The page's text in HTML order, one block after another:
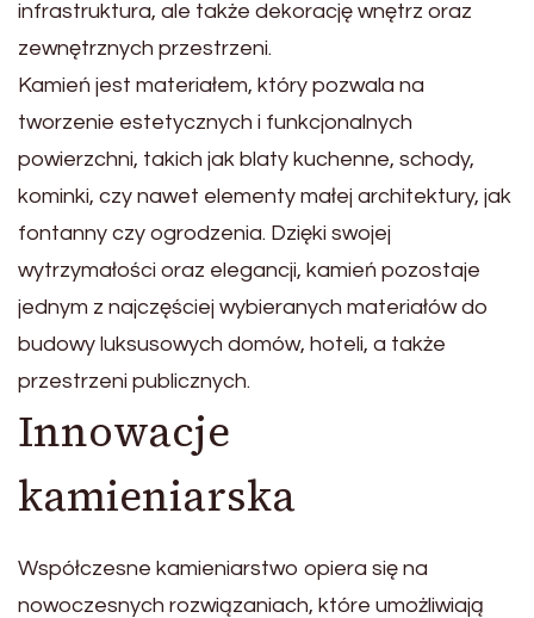
infrastruktura, ale także dekorację wnętrz oraz
zewnętrznych przestrzeni.
Kamień jest materiałem, który pozwala na
tworzenie estetycznych i funkcjonalnych
powierzchni, takich jak blaty kuchenne, schody,
kominki, czy nawet elementy małej architektury, jak
fontanny czy ogrodzenia. Dzięki swojej
wytrzymałości oraz elegancji, kamień pozostaje
jednym z najczęściej wybieranych materiałów do
budowy luksusowych domów, hoteli, a także
przestrzeni publicznych.
Innowacje
kamieniarska
Współczesne kamieniarstwo opiera się na
nowoczesnych rozwiązaniach, które umożliwiają